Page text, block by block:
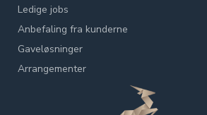
Ledige jobs
Anbefaling fra kunderne
Gaveløsninger
Arrangementer